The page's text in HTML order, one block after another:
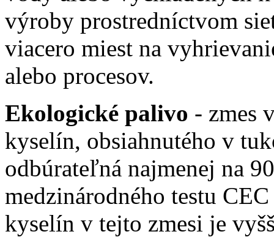
výroby prostredníctvom
viacero miest na
alebo procesov.
Ekologické palivo - zmes
kyselín, obsiahnutého v
odbúrateľná najmenej na
medzinárodného testu
kyselín v tejto zmesi je